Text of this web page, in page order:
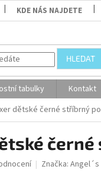
KDE NÁS NAJDETE
HLEDAT
tabulky
Kontakt
dětské černé stříbrný
černé
Značka: Angel´s